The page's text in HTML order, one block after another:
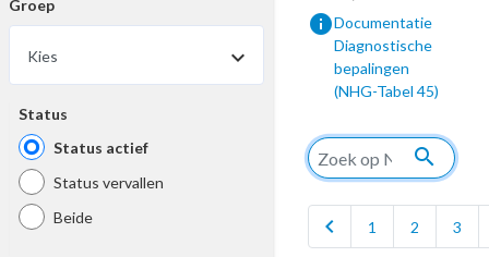
Groep
Kies
Status
Status actief
Status vervallen
Beide
infoDocumentatie
Diagnostische
bepalingen
(NHG-Tabel 45)
search
chevron_left 1 2 3